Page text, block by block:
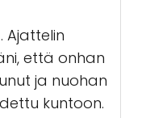
Ajattelin
että onhan
ja nuohan
kuntoon.